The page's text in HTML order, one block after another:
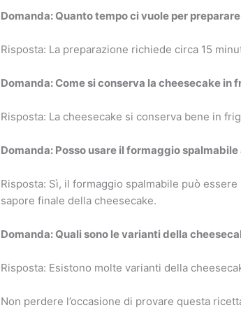
Domanda: Quanto tempo ci vuole per
Risposta: La preparazione richiede circa 15
Domanda: Come si conserva la cheesecake in
Risposta: La cheesecake si conserva bene in
Domanda: Posso usare il formaggio
Risposta: Sì, il formaggio spalmabile può
sapore finale della cheesecake.
Domanda: Quali sono le varianti della
Risposta: Esistono molte varianti della
Non perdere l’occasione di provare questa